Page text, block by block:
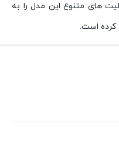
های متنوع این مدل را به
کرده است.